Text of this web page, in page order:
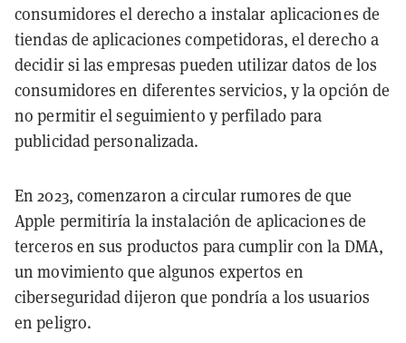
consumidores el derecho a instalar aplicaciones de
tiendas de aplicaciones competidoras, el derecho a
decidir si las empresas pueden utilizar datos de los
consumidores en diferentes servicios, y la opción de
no permitir el seguimiento y perfilado para
publicidad personalizada.
En 2023, comenzaron a circular rumores de que
Apple permitiría la instalación de aplicaciones de
terceros en sus productos para cumplir con la DMA,
un movimiento que algunos expertos en
ciberseguridad dijeron que pondría a los usuarios
en peligro.